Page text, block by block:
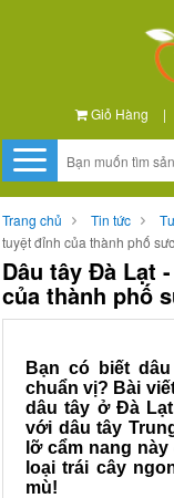
Giỏ Hàng |
Trang chủ Tin tức
tuyệt đỉnh của thành phố
Dâu tây Đà Lạt
của thành phố
Bạn có biết
chuẩn vị? Bài
dâu tây ở Đà
với dâu tây
lỡ cẩm nang
loại trái cây
mù!